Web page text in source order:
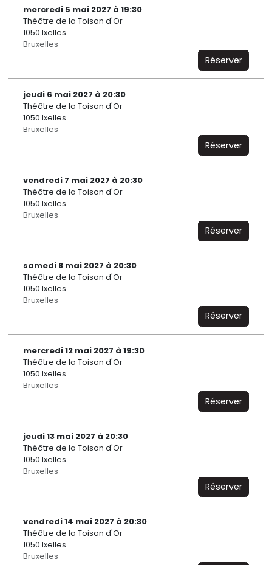
mercredi 5 mai 2027 à 19:30
Théâtre de la Toison d'Or
1050 Ixelles
Bruxelles
Réserver
jeudi 6 mai 2027 à 20:30
Théâtre de la Toison d'Or
1050 Ixelles
Bruxelles
Réserver
vendredi 7 mai 2027 à 20:30
Théâtre de la Toison d'Or
1050 Ixelles
Bruxelles
Réserver
samedi 8 mai 2027 à 20:30
Théâtre de la Toison d'Or
1050 Ixelles
Bruxelles
Réserver
mercredi 12 mai 2027 à 19:30
Théâtre de la Toison d'Or
1050 Ixelles
Bruxelles
Réserver
jeudi 13 mai 2027 à 20:30
Théâtre de la Toison d'Or
1050 Ixelles
Bruxelles
Réserver
vendredi 14 mai 2027 à 20:30
Théâtre de la Toison d'Or
1050 Ixelles
Bruxelles